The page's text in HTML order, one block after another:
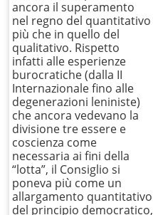
ancora il superamento
nel regno del quantitativo
più che in quello del
qualitativo. Rispetto
infatti alle esperienze
burocratiche (dalla II
Internazionale fino alle
degenerazioni leniniste)
che ancora vedevano la
divisione tre essere e
coscienza come
necessaria ai fini della
“lotta”, il Consiglio si
poneva più come un
allargamento quantitativo
del principio democratico,